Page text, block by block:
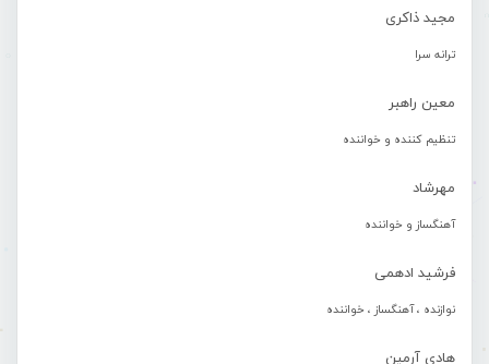
مجید ذاکری
ترانه سرا
معین راهبر
تنظیم کننده و خواننده
مهرشاد
آهنگساز و خواننده
فرشید ادهمی
نوازنده ، آهنگساز ، خواننده
هادی آرمین